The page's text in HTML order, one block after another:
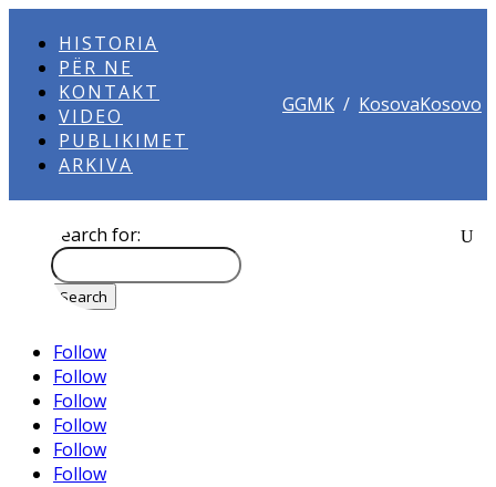
HISTORIA
PËR NE
KONTAKT
VIDEO
PUBLIKIMET
ARKIVA
GGMK / KosovaKosovo
Search for:
Follow
Follow
Follow
Follow
Follow
Follow